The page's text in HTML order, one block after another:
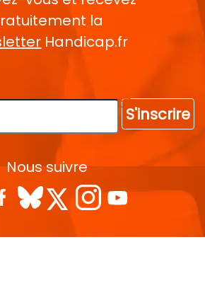
la
Handicap.fr
S'inscrire
Nous suivre